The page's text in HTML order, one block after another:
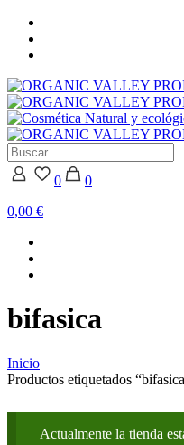
0
0
0,00 €
bifasica
Inicio
Productos etiquetados
Actualmente la tienda